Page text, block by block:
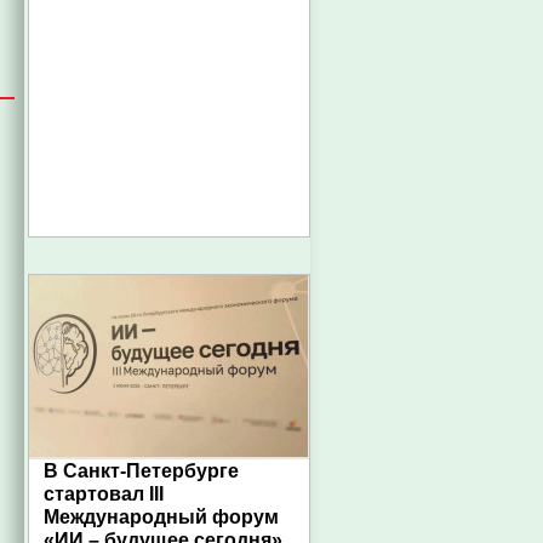
В Санкт-Петербурге
стартовал III
Международный форум